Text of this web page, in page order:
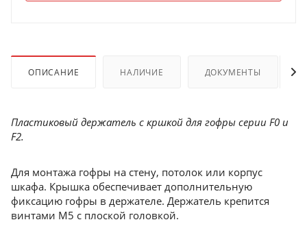
ОПИСАНИЕ НАЛИЧИЕ ДОКУМЕНТЫ
Пластиковый держатель с кршкой для гофры серии F0 и
F2.
Для монтажа гофры на стену, потолок или корпус
шкафа. Крышка обеспечивает дополнительную
фиксацию гофры в держателе. Держатель крепится
винтами М5 с плоской головкой.